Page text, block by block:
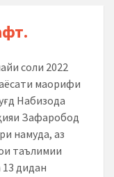
соли 2022
маорифи
Набизода
Зафаробод
намуда, аз
таълимии
13 дидан